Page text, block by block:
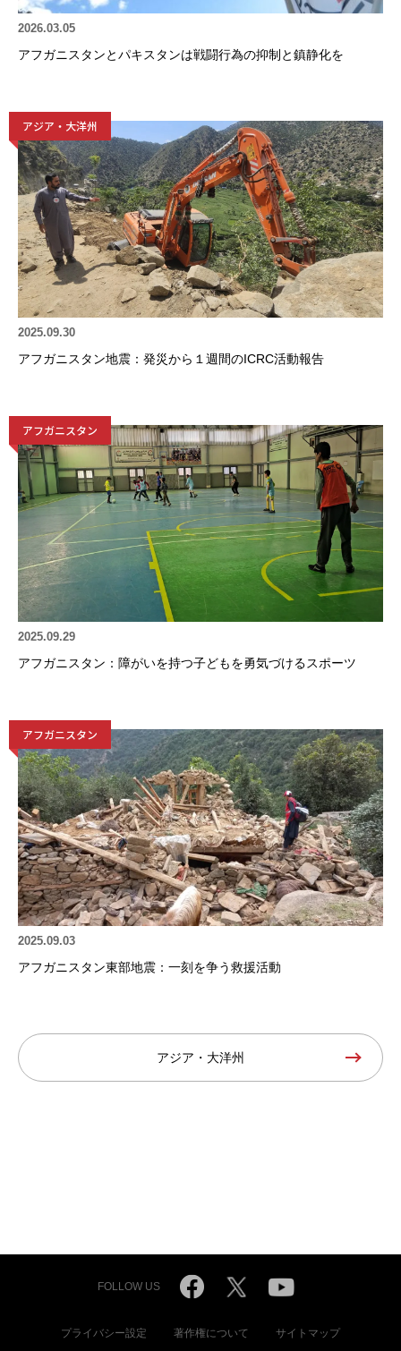
2026.03.05
アフガニスタンとパキスタンは戦闘行為の抑制と鎮静化を
アジア・大洋州
2025.09.30
アフガニスタン地震：発災から１週間のICRC活動報告
アフガニスタン
2025.09.29
アフガニスタン：障がいを持つ子どもを勇気づけるスポーツ
アフガニスタン
2025.09.03
アフガニスタン東部地震：一刻を争う救援活動
アジア・大洋州
FOLLOW US
プライバシー設定 著作権について サイトマップ